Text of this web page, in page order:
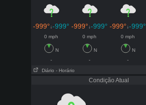
-999°↓-999° -999°↓-999° -999°↓-999°
0 mph 0 mph 0 mph
N N N
-
- -
Diário - Horário
Condição Atual